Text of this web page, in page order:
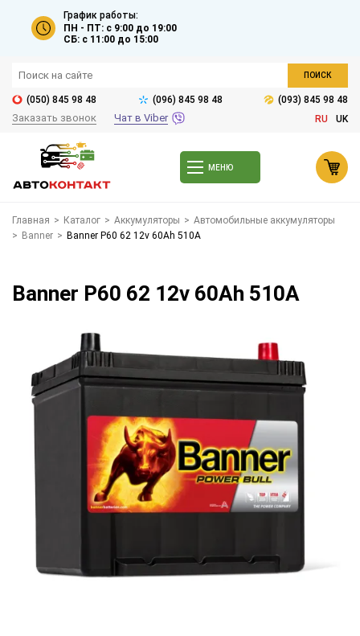
График работы:
ПН - ПТ: с 9:00 до 19:00
СБ: с 11:00 до 15:00
ПОИСК
(050) 845 98 48 (096) 845 98 48 (093) 845 98 48
Заказать звонок Чат в Viber RU UK
МЕНЮ
Главная > Каталог > Аккумуляторы > Автомобильные аккумуляторы
> Banner > Banner P60 62 12v 60Ah 510A
Banner P60 62 12v 60Ah 510A